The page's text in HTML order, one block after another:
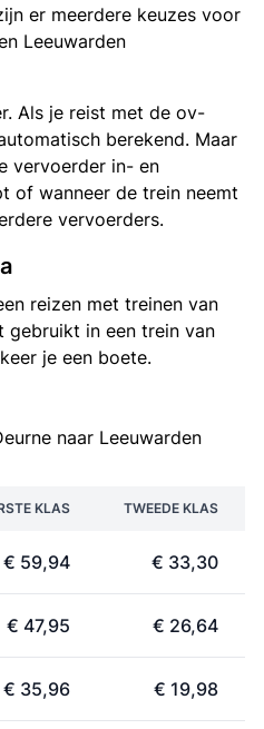
er meerdere keuzes voor
Leeuwarden
Als je reist met de ov-
berekend. Maar
vervoerder in- en
of wanneer de trein neemt
vervoerders.
reizen met treinen van
gebruikt in een trein van
je een boete.
naar Leeuwarden
KLAS TWEEDE KLAS
€ 59,94 € 33,30
€ 47,95 € 26,64
€ 35,96 € 19,98